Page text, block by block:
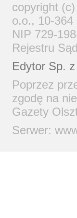
copyright
o.o., 10-
NIP 729-
Rejestru
Edytor Sp.
Poprzez
zgodę na
Gazety
Serwer: